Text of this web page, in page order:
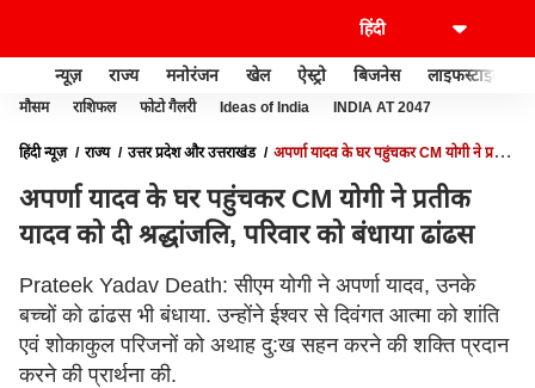
न्यूज़ राज्य मनोरंजन खेल ऐस्ट्रो बिजनेस लाइफस्टाइल
मौसम राशिफल फोटो गैलरी Ideas of India INDIA AT 2047
हिंदी न्यूज़ राज्य उत्तर प्रदेश और उत्तराखंड
अपर्णा यादव के घर पहुंचकर CM योगी ने प्रतीक
अपर्णा यादव के घर पहुंचकर CM योगी ने प्रतीक
यादव को दी श्रद्धांजलि, परिवार को बंधाया ढांढस
Prateek Yadav Death: सीएम योगी ने अपर्णा यादव, उनके
बच्चों को ढांढस भी बंधाया. उन्होंने ईश्वर से दिवंगत आत्मा को शांति
एवं शोकाकुल परिजनों को अथाह दु:ख सहन करने की शक्ति प्रदान
करने की प्रार्थना की.